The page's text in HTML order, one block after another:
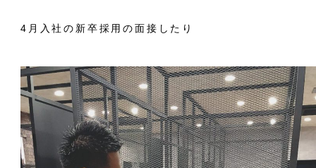
4月入社の新卒採用の面接したり